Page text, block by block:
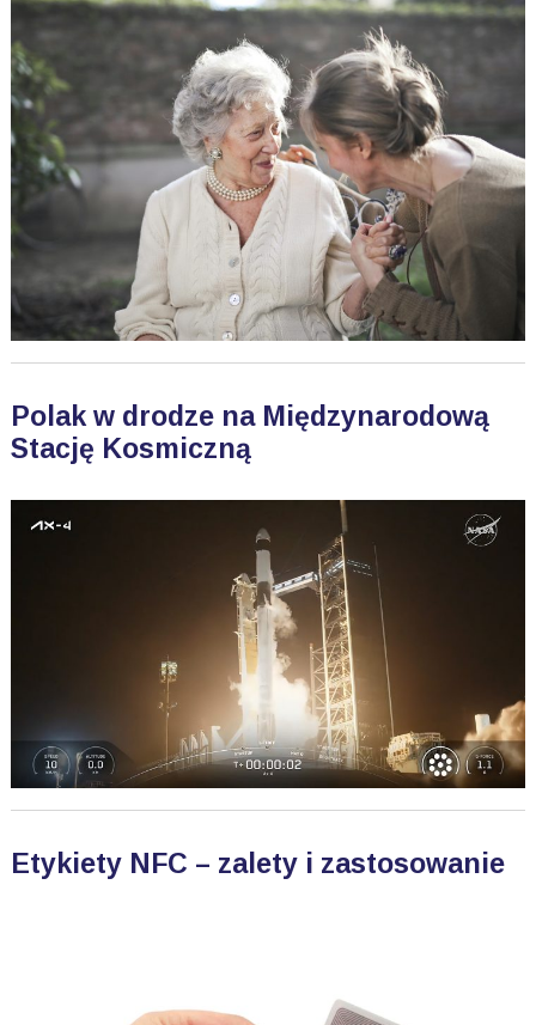
Polak w drodze na Międzynarodową
Stację Kosmiczną
Etykiety NFC – zalety i zastosowanie